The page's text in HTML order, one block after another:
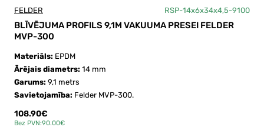
FELDER RSP-14x6x34x4,5-9100
BLĪVĒJUMA PROFILS 9,1M VAKUUMA PRESEI FELDER
MVP-300
Materiāls: EPDM
Ārējais diametrs: 14 mm
Garums: 9,1 metrs
Savietojamība: Felder MVP-300.
108.90€
Bez PVN:90.00€